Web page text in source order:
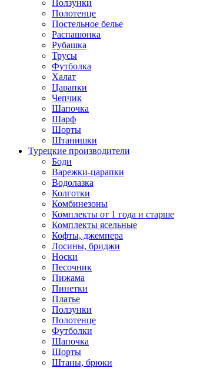
Ползунки
Полотенце
Постельное белье
Распашонка
Рубашка
Трусы
Футболка
Халат
Царапки
Чепчик
Шапочка
Шарф
Шорты
Штанишки
Турецкие производители
Боди
Варежки-царапки
Водолазка
Колготки
Комбинезоны
Комплекты от 1 года и старше
Комплекты ясельные
Кофты, джемпера
Лосины, бриджи
Носки
Песочник
Пижама
Пинетки
Платье
Ползунки
Полотенце
Футболки
Шапочка
Шорты
Штаны, брюки